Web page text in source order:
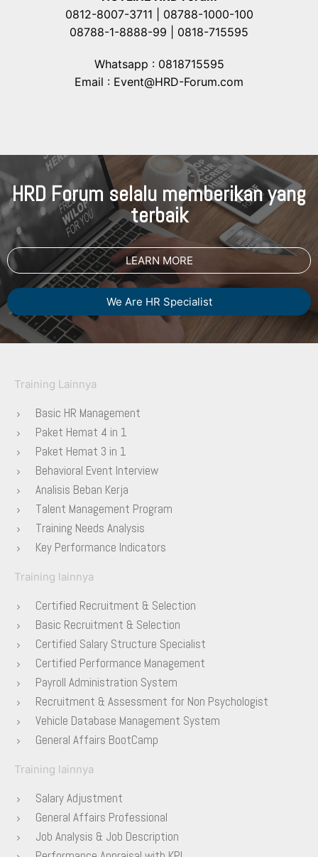
0812-8007-3711 | 08788-1000-100
08788-1-8888-99 | 0818-715595
Whatsapp : 0818715595
Email : Event@HRD-Forum.com
HRD Forum selalu memberikan yang
terbaik
LEARN MORE
We Are HR Specialist
Training Lainnya
Basic HR Management
Paket Hemat 4 in 1
Paket Hemat 3 in 1
Behavioral Event Interview
Analisis Beban Kerja
Talent Management Program
Training Needs Analysis
Key Performance Indicators
Training lainnya
Certified Recruitment & Selection
Basic Recruitment & Selection
Certified Salary Structure Specialist
Certified Performance Management
Payroll Administration System
Recruitment & Assessment for Non Psychologist
Vehicle Database Management System
General Affairs BootCamp
Training lainnya
Salary Adjustment
General Affairs Professional
Job Analysis & Job Description